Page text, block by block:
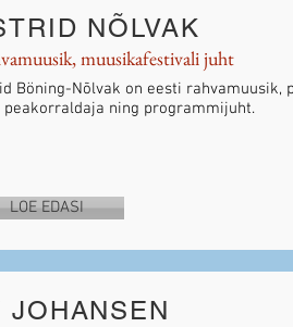
NÕLVAK
muusikafestivali juht
Böning-Nõlvak on eesti rahvamuusik,
peakorraldaja ning programmijuht.
LOE EDASI
JOHANSEN